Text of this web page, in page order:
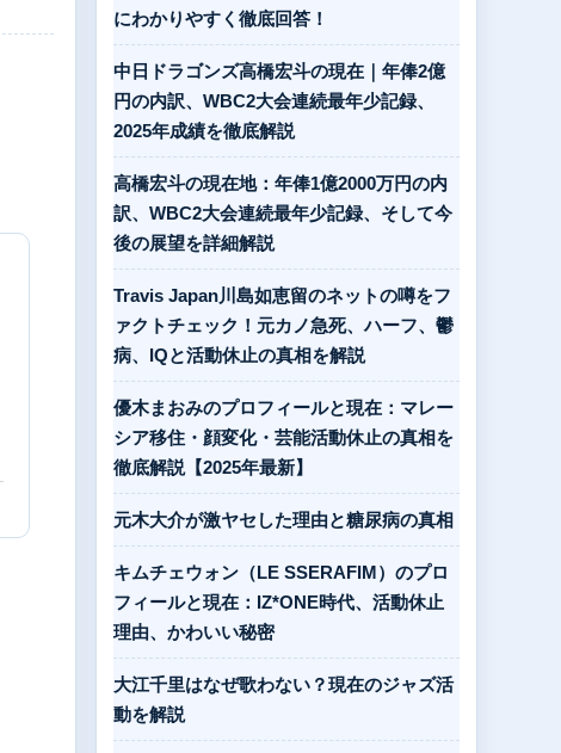
にわかりやすく徹底回答！
中日ドラゴンズ高橋宏斗の現在｜年俸2億
円の内訳、WBC2大会連続最年少記録、
2025年成績を徹底解説
高橋宏斗の現在地：年俸1億2000万円の内
訳、WBC2大会連続最年少記録、そして今
後の展望を詳細解説
Travis Japan川島如恵留のネットの噂をフ
ァクトチェック！元カノ急死、ハーフ、鬱
病、IQと活動休止の真相を解説
優木まおみのプロフィールと現在：マレー
シア移住・顔変化・芸能活動休止の真相を
徹底解説【2025年最新】
元木大介が激ヤセした理由と糖尿病の真相
キムチェウォン（LE SSERAFIM）のプロ
フィールと現在：IZ*ONE時代、活動休止
理由、かわいい秘密
大江千里はなぜ歌わない？現在のジャズ活
動を解説